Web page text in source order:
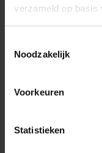
verzameld op basis
Noodzakelijk
Voorkeuren
Statistieken